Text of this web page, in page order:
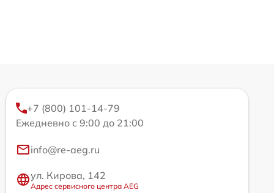
+7 (800) 101-14-79
Ежедневно с 9:00 до 21:00
info@re-aeg.ru
ул. Кирова, 142
Адрес сервисного центра AEG